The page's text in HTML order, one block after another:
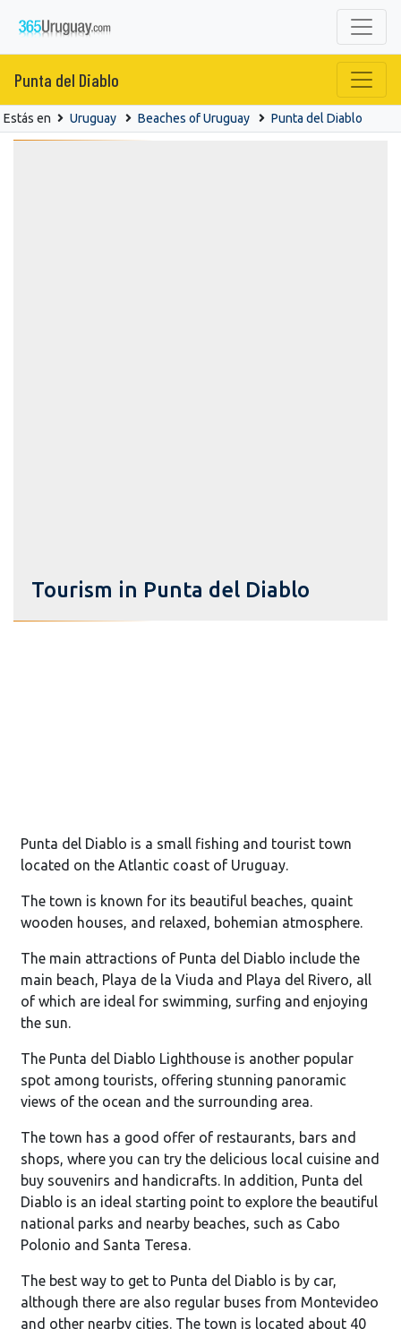
Punta del Diablo
Estás en Uruguay Beaches of Uruguay Punta del Diablo
Tourism in Punta del Diablo
Punta del Diablo is a small fishing and tourist town
located on the Atlantic coast of Uruguay.
The town is known for its beautiful beaches, quaint
wooden houses, and relaxed, bohemian atmosphere.
The main attractions of Punta del Diablo include the
main beach, Playa de la Viuda and Playa del Rivero, all
of which are ideal for swimming, surfing and enjoying
the sun.
The Punta del Diablo Lighthouse is another popular
spot among tourists, offering stunning panoramic
views of the ocean and the surrounding area.
The town has a good offer of restaurants, bars and
shops, where you can try the delicious local cuisine and
buy souvenirs and handicrafts. In addition, Punta del
Diablo is an ideal starting point to explore the beautiful
national parks and nearby beaches, such as Cabo
Polonio and Santa Teresa.
The best way to get to Punta del Diablo is by car,
although there are also regular buses from Montevideo
and other nearby cities. The town is located about 40